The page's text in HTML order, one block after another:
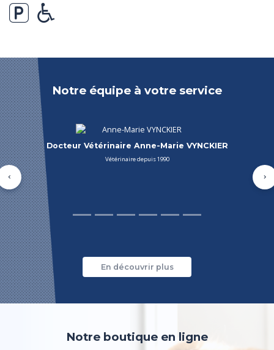
Notre équipe à votre service
Docteur Vétérinaire Luk VYNCKIER
Vétérinaire - Gérant depuis 1987
Précédent
En découvrir plus
Notre boutique en ligne